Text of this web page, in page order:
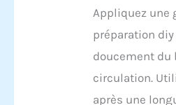
Appliquez une
préparation
doucement du
circulation.
après une